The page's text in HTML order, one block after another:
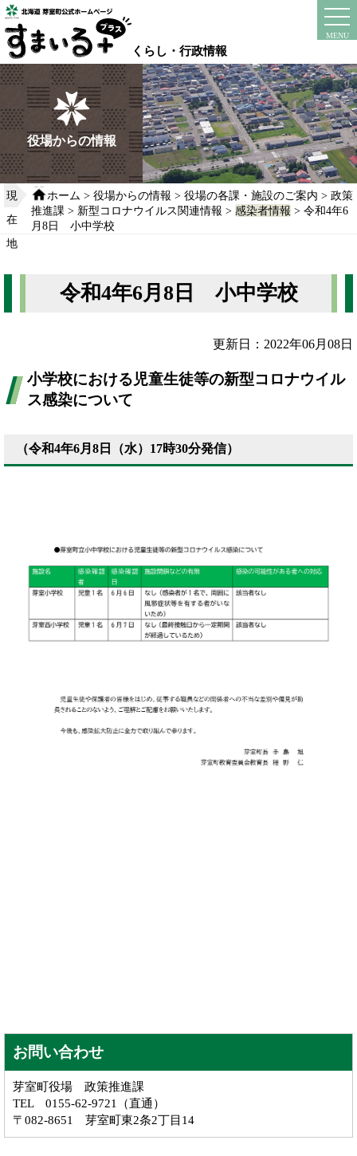
本
文
へ
移
動
る
くらし・行政情報
MENU
instagram
役場からの情報
現
在
地
ホーム > 役場からの情報 > 役場の各課・施設のご案内 > 政策
推進課 > 新型コロナウイルス関連情報 > 感染者情報 > 令和4年6
月8日 小中学校
令和4年6月8日 小中学校
更新日：2022年06月08日
小学校における児童生徒等の新型コロナウイル
ス感染について
（令和4年6月8日（水）17時30分発信）
お問い合わせ
芽室町役場 政策推進課
TEL 0155-62-9721（直通）
〒082-8651 芽室町東2条2丁目14